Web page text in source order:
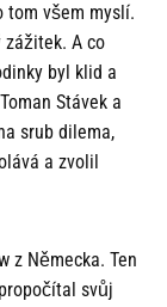
tom všem myslí.
zážitek. A co
byl klid a
Stávek a
srub dilema,
a zvolil
z Německa. Ten
svůj